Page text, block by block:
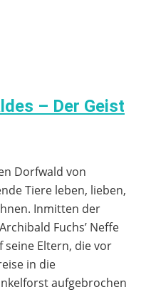
– Der Geist
Dorfwald von
Tiere leben, lieben,
Inmitten der
Fuchs’ Neffe
Eltern, die vor
in die
aufgebrochen